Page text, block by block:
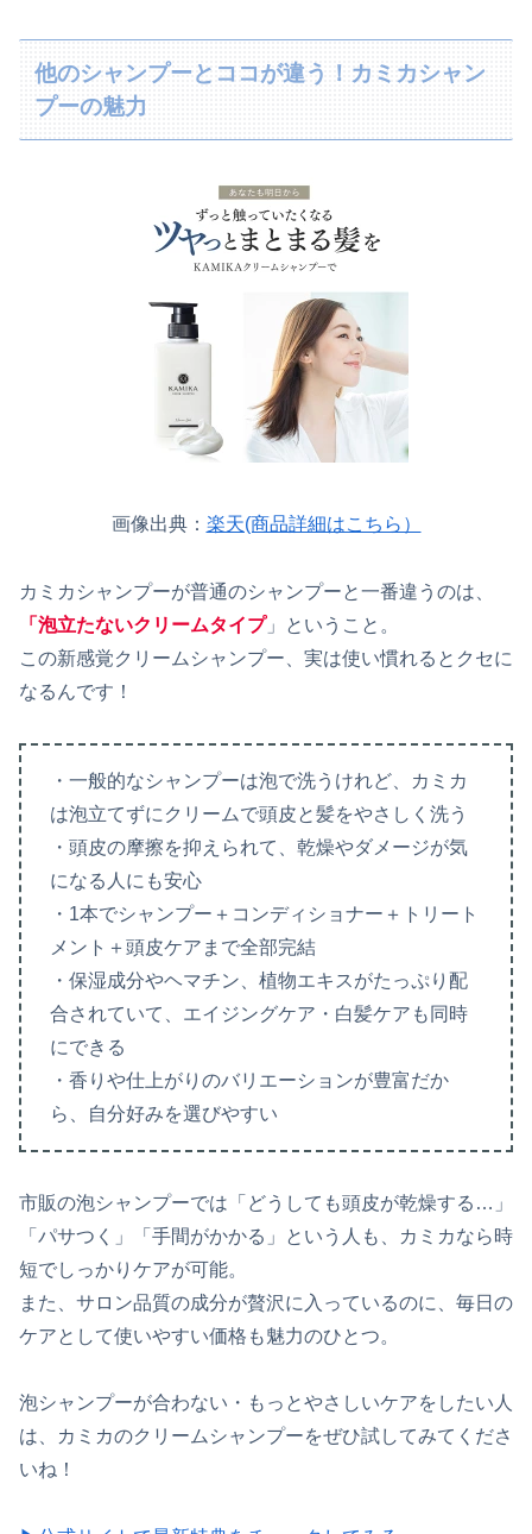
他のシャンプーとココが違う！カミカシャン
プーの魅力
画像出典： 楽天(商品詳細はこちら）
カミカシャンプーが普通のシャンプーと一番違うのは、
「泡立たないクリームタイプ」ということ。
この新感覚クリームシャンプー、実は使い慣れるとクセに
なるんです！
・一般的なシャンプーは泡で洗うけれど、カミカ
は泡立てずにクリームで頭皮と髪をやさしく洗う
・頭皮の摩擦を抑えられて、乾燥やダメージが気
になる人にも安心
・1本でシャンプー＋コンディショナー＋トリート
メント＋頭皮ケアまで全部完結
・保湿成分やヘマチン、植物エキスがたっぷり配
合されていて、エイジングケア・白髪ケアも同時
にできる
・香りや仕上がりのバリエーションが豊富だか
ら、自分好みを選びやすい
市販の泡シャンプーでは「どうしても頭皮が乾燥する…」
「パサつく」「手間がかかる」という人も、カミカなら時
短でしっかりケアが可能。
また、サロン品質の成分が贅沢に入っているのに、毎日の
ケアとして使いやすい価格も魅力のひとつ。
泡シャンプーが合わない・もっとやさしいケアをしたい人
は、カミカのクリームシャンプーをぜひ試してみてくださ
いね！